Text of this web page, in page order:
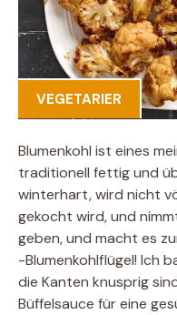
VEGETARIER
Blumenkohl ist eines
traditionell fettig und
winterhart, wird nicht
gekocht wird, und
geben, und macht es
-Blumenkohlflügel! Ich
die Kanten knusprig
Büffelsauce für eine